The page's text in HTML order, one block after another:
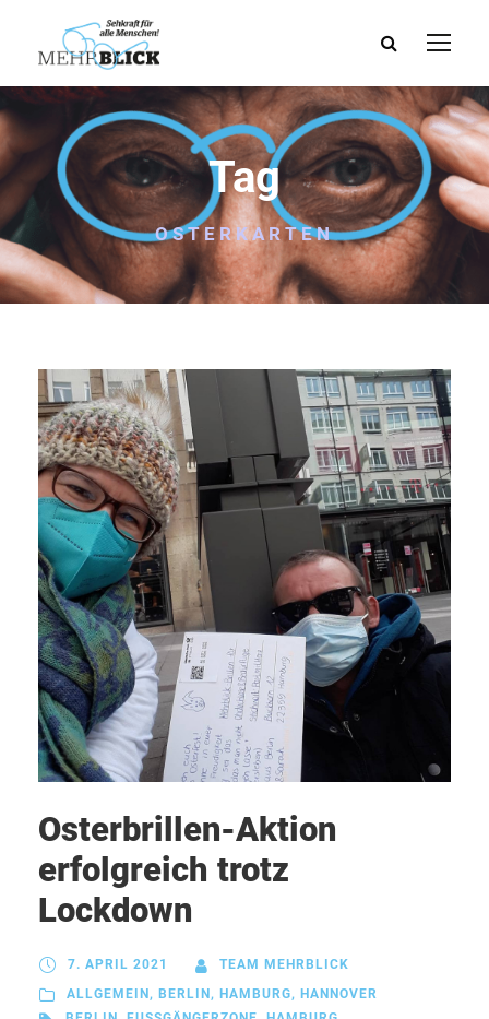
Tag
OSTERKARTEN
Osterbrillen-Aktion
erfolgreich trotz
Lockdown
7. APRIL 2021
TEAM MEHRBLICK
ALLGEMEIN , BERLIN , HAMBURG, HANNOVER